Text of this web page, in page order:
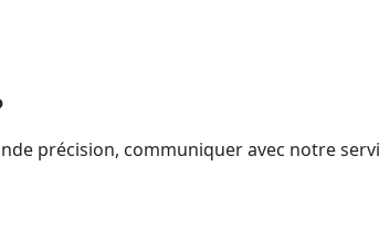
précision, communiquer avec notre